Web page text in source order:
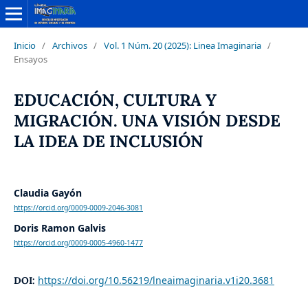
Inicio / Archivos / Vol. 1 Núm. 20 (2025): Linea Imaginaria /
Ensayos
EDUCACIÓN, CULTURA Y
MIGRACIÓN. UNA VISIÓN DESDE
LA IDEA DE INCLUSIÓN
Claudia Gayón
https://orcid.org/0009-0009-2046-3081
Doris Ramon Galvis
https://orcid.org/0009-0005-4960-1477
DOI: https://doi.org/10.56219/lneaimaginaria.v1i20.3681